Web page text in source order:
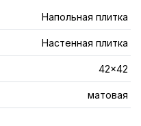
Напольная плитка
Настенная плитка
42x42
матовая